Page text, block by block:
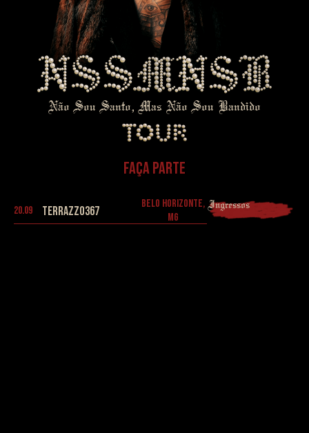
Não Sou Santo, Mas Não Sou Bandido
Faça Parte
20.09 Terrazzo367
BELO HORIZONTE,
MG
Ingressos